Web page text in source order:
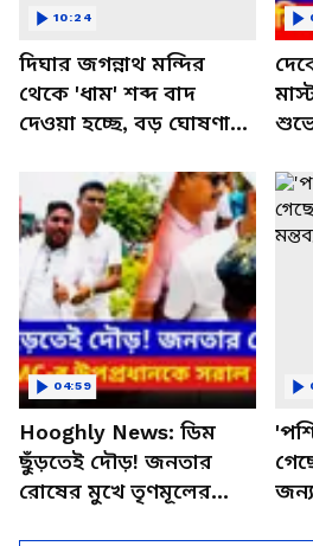
দিঘার জগন্নাথ মন্দির
থেকে 'ধাম' শব্দ বাদ
দেওয়া হচ্ছে, বড় ঘোষণা
10:24
Hooghly News: ডিম
ছুঁড়তেই দৌড়! জনতার
রোষের মুখে তৃণমূলের
04:59